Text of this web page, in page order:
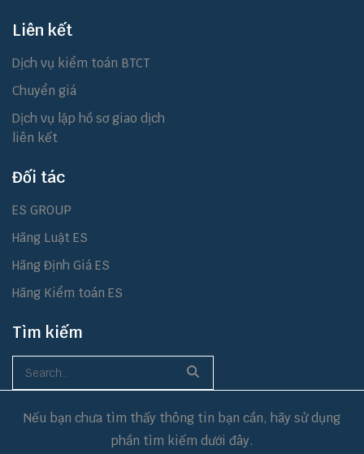
Liên kết
Dịch vụ kiểm toán BTCT
Chuyển giá
Dịch vụ lập hồ sơ giao dịch
liên kết
Đối tác
ES GROUP
Hãng Luật ES
Hãng Định Giá ES
Hãng Kiểm toán ES
Tìm kiếm
Nếu bạn chưa tìm thấy thông tin bạn cần, hãy sử dụng
phần tìm kiếm dưới đây.